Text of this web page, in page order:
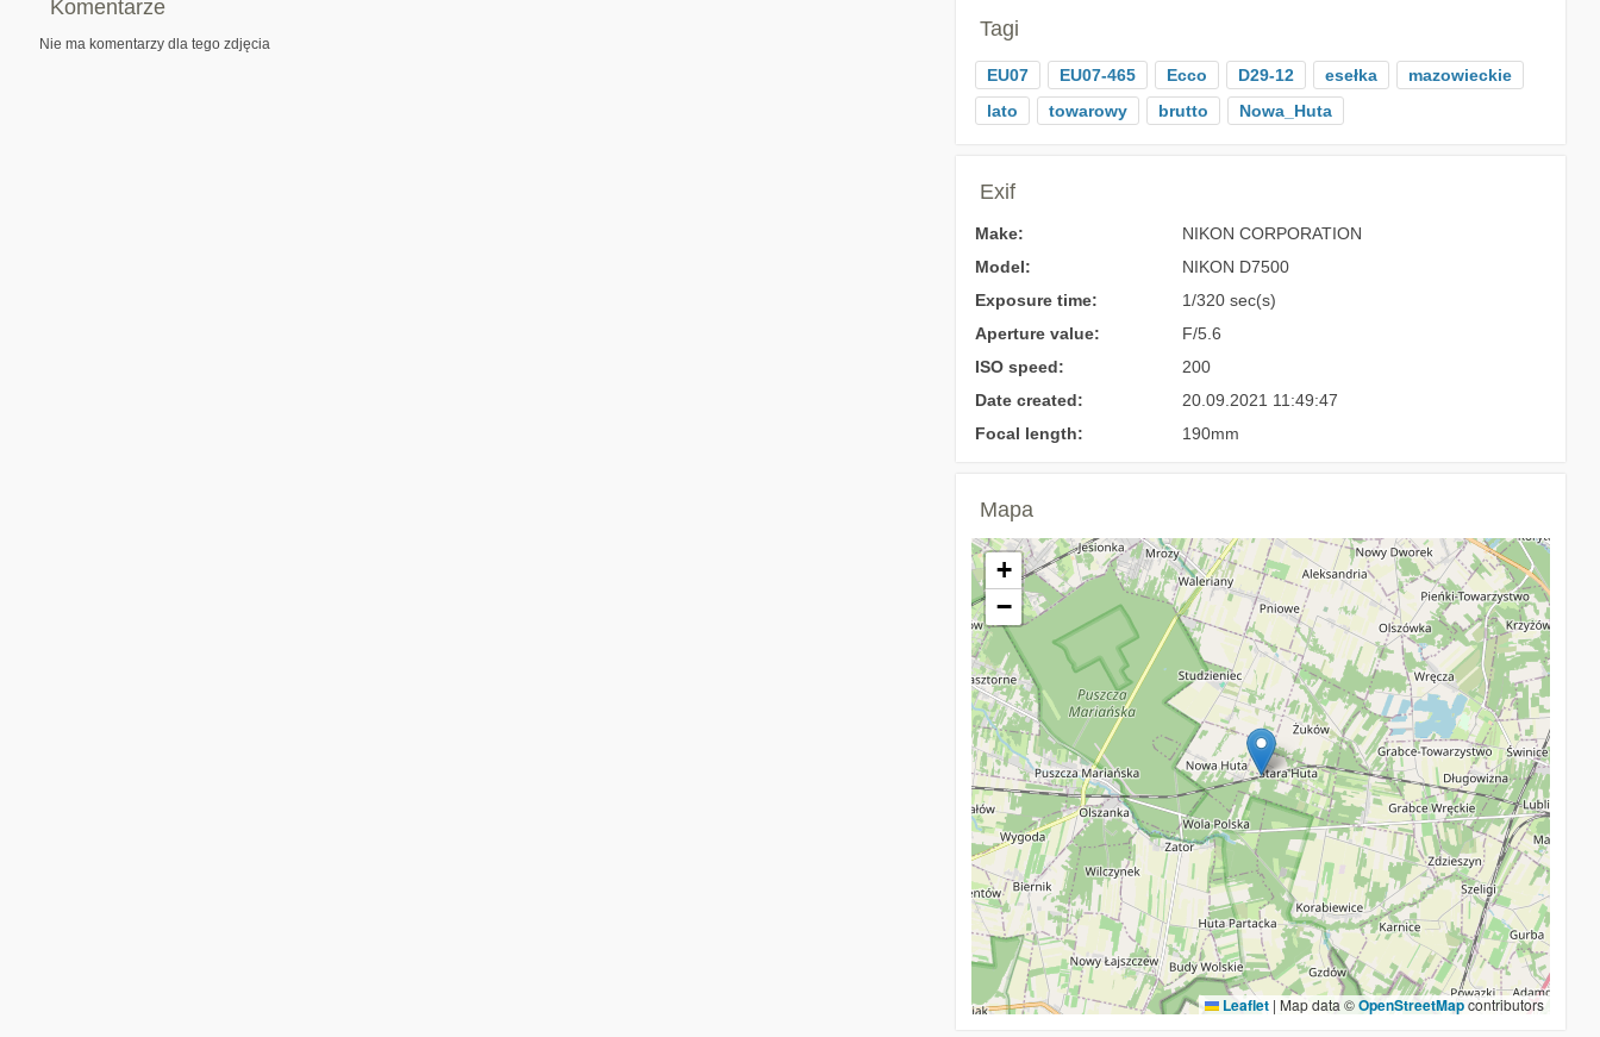
Komentarze
Nie ma komentarzy dla tego zdjęcia
Tagi
EU07 EU07-465 Ecco D29-12 esełka
mazowieckie
lato
towarowy brutto Nowa_Huta
Exif
Make:
NIKON CORPORATION
Model:
NIKON D7500
Exposure time:
1/320 sec(s)
Aperture value:
F/5.6
ISO speed:
200
Date created:
20.09.2021 11:49:47
Focal length:
190mm
Mapa
+
−
Leaflet | Map data ©OpenStreetMapcontributors